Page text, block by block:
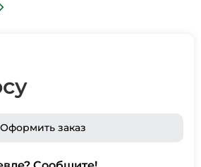
Оформить заказ